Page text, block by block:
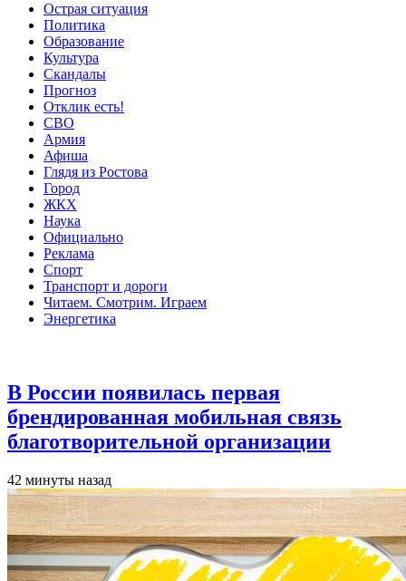
Острая ситуация
Политика
Образование
Культура
Скандалы
Прогноз
Отклик есть!
СВО
Армия
Афиша
Глядя из Ростова
Город
ЖКХ
Наука
Официально
Реклама
Спорт
Транспорт и дороги
Читаем. Смотрим. Играем
Энергетика
В России появилась первая
брендированная мобильная связь
благотворительной организации
42 минуты назад